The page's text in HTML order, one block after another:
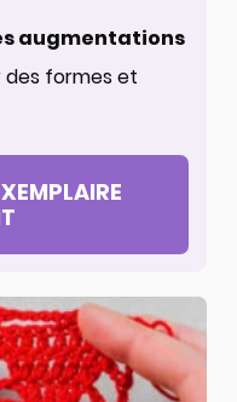
augmentations
formes et